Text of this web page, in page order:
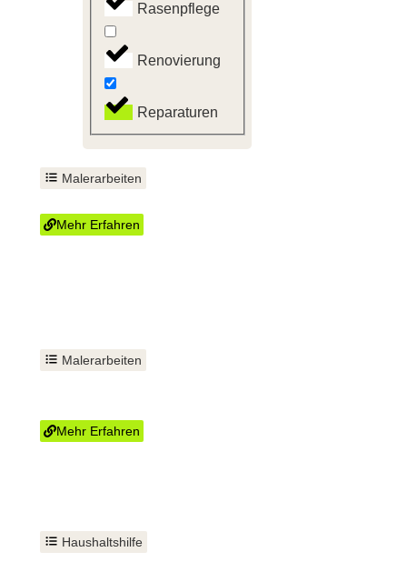
Rasenpflege
Renovierung
Reparaturen
Malerarbeiten
Mehr Erfahren
Malerarbeiten
Mehr Erfahren
Haushaltshilfe